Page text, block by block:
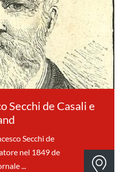
Secchi de Casali e
Secchi de
nel 1849 de
...